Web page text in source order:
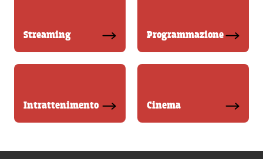
Streaming Programmazione
Intrattenimento Cinema